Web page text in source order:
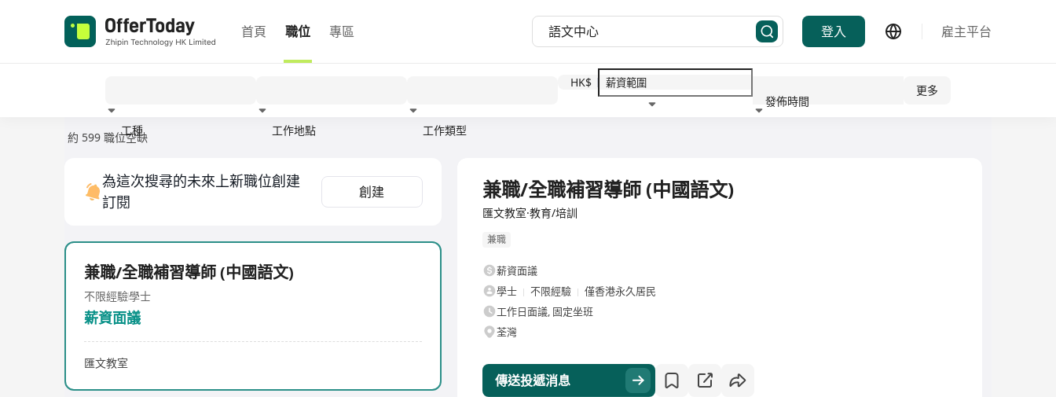
首頁 職位 專區 登入 雇主平台
工種 工作地點 工作類型
HK$
發佈時間
更多
約 599 職位空缺
為這次搜尋的未來上新職位創建
訂閱
創建
兼職/全職補習導師 (中國語文)
不限經驗學士
薪資面議
匯文教室
兼職/全職補習導師 (中國語文)
匯文教室·教育/培訓
兼職
薪資面議
學士
不限經驗
僅香港永久居民
工作日面議, 固定坐班
荃灣
傳送投遞消息